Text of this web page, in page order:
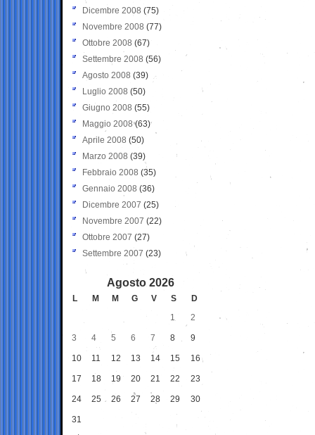
Dicembre 2008 (75)
Novembre 2008 (77)
Ottobre 2008 (67)
Settembre 2008 (56)
Agosto 2008 (39)
Luglio 2008 (50)
Giugno 2008 (55)
Maggio 2008(63)
Aprile 2008 (50)
Marzo 2008 (39)
Febbraio 2008 (35)
Gennaio 2008 (36)
Dicembre 2007 (25)
Novembre 2007 (22)
Ottobre 2007 (27)
Settembre 2007 (23)
Agosto 2026
L M M G V S
D
1
2
3 4 5 6 7 8 9
10 11 12 13 14 15 16
17 18 19 20 21 22 23
24 25 26 27 28 29 30
31